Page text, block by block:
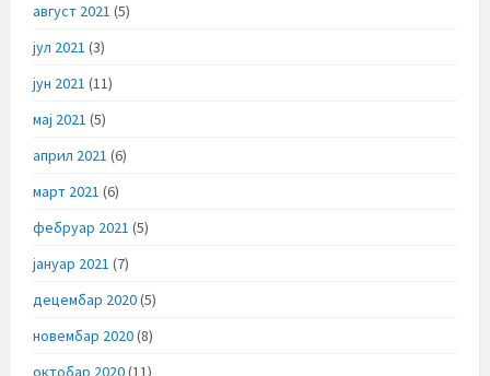
август 2021 (5)
јул 2021 (3)
јун 2021 (11)
мај 2021 (5)
април 2021 (6)
март 2021 (6)
фебруар 2021 (5)
јануар 2021 (7)
децембар 2020(5)
новембар 2020(8)
октобар 2020(11)